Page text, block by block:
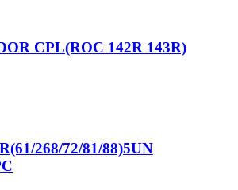
CPL(ROC 142R 143R)
268/72/81/88)5UN